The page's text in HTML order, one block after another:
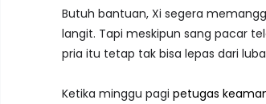
Butuh bantuan, Xi segera
langit. Tapi meskipun sang pacar
pria itu tetap tak bisa lepas dari
Ketika minggu pagi petugas